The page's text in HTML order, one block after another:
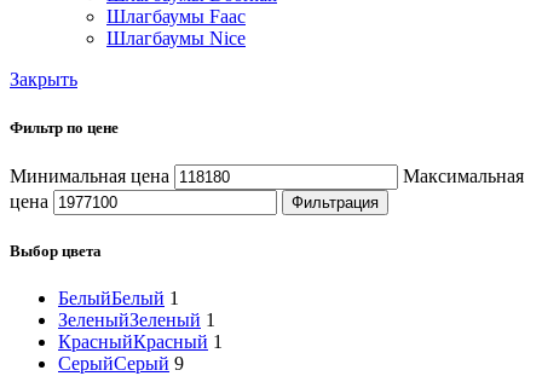
Шлагбаумы Faac
Шлагбаумы Nice
Закрыть
Фильтр по цене
Минимальная цена
Максимальная
цена
Фильтрация
Выбор цвета
БелыйБелый 1
ЗеленыйЗеленый 1
КрасныйКрасный 1
СерыйСерый 9